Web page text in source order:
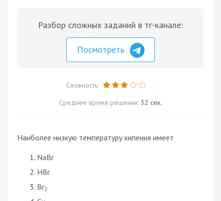
Разбор сложных заданий в тг-канале:
Посмотреть
Сложность:
Среднее время решения: 32 сек.
Наиболее низкую температуру кипения имеет
NaBr
HBr
Br2